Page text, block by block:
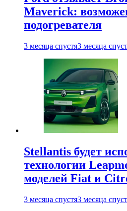
Maverick:
подогревателя
3 месяца спустя3 месяца
Stellantis будет
технологии
моделей Fiat и
3 месяца спустя3 месяца